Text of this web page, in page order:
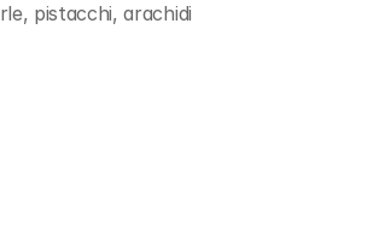
pistacchi, arachidi